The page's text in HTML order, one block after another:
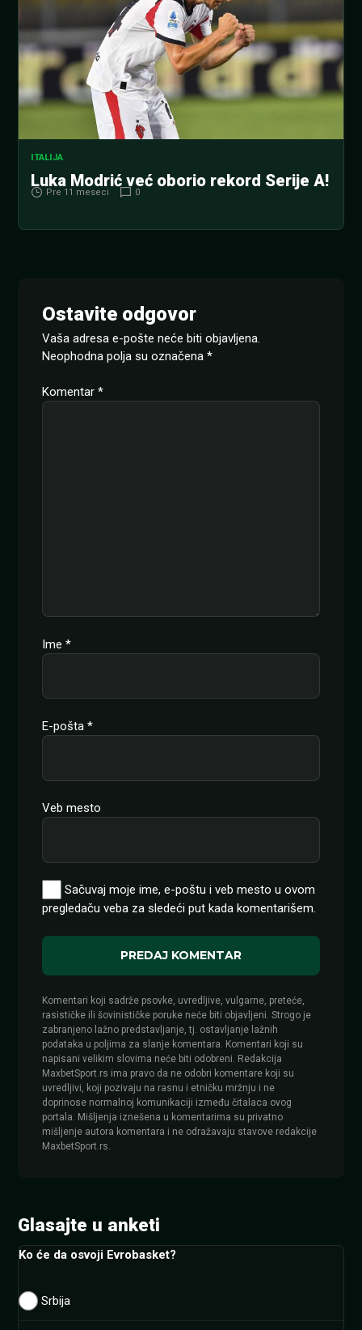
ITALIJA
Luka Modrić već oborio rekord Serije A!
Pre 11 meseci 0
Ostavite odgovor
Vaša adresa e-pošte neće biti objavljena.
Neophodna polja su označena *
Komentar *
Ime *
E-pošta *
Veb mesto
Sačuvaj moje ime, e-poštu i veb mesto u ovom
pregledaču veba za sledeći put kada komentarišem.
Komentari koji sadrže psovke, uvredljive, vulgarne, preteće,
rasističke ili šovinističke poruke neće biti objavljeni. Strogo je
zabranjeno lažno predstavljanje, tj. ostavljanje lažnih
podataka u poljima za slanje komentara. Komentari koji su
napisani velikim slovima neće biti odobreni. Redakcija
MaxbetSport.rs ima pravo da ne odobri komentare koji su
uvredljivi, koji pozivaju na rasnu i etničku mržnju i ne
doprinose normalnoj komunikaciji između čitalaca ovog
portala. Mišljenja iznešena u komentarima su privatno
mišljenje autora komentara i ne odražavaju stavove redakcije
MaxbetSport.rs.
Glasajte u anketi
Ko će da osvoji Evrobasket?
Srbija